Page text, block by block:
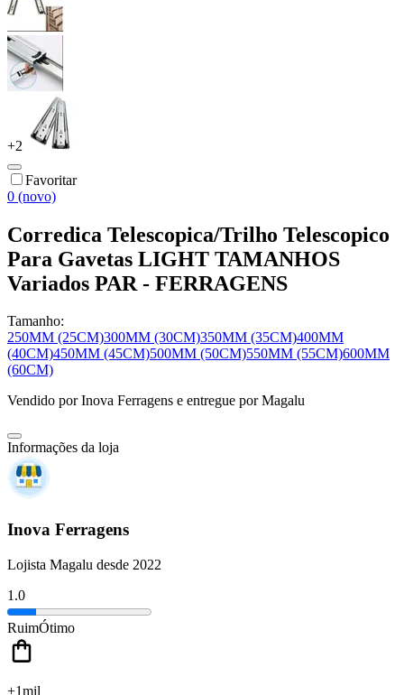
+2
Favoritar
0 (novo)
Corredica Telescopica/Trilho Telescopico
Para Gavetas LIGHT TAMANHOS
Variados PAR - FERRAGENS
Tamanho:
250MM (25CM)300MM (30CM)350MM (35CM)400MM
(40CM)450MM (45CM)500MM (50CM)550MM (55CM)600MM
(60CM)
Vendido porInova Ferragens e entregue por Magalu
Informações da loja
Inova Ferragens
Lojista Magalu desde 2022
1.0
RuimÓtimo
+1mil